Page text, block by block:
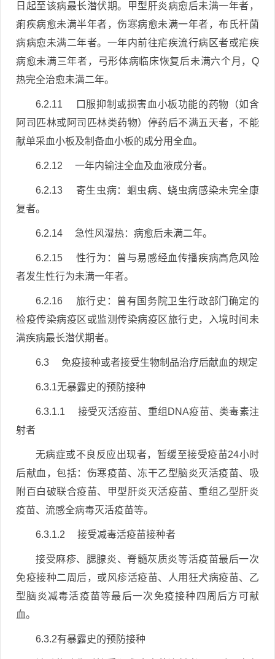
日起至该病最长潜伏期。甲型肝炎病愈后未满一年者，
痢疾病愈未满半年者，伤寒病愈未满一年者，布氏杆菌
病病愈未满二年者。一年内前往疟疾流行病区者或疟疾
病愈未满三年者，弓形体病临床恢复后未满六个月，Q
热完全治愈未满二年。
6.2.11 口服抑制或损害血小板功能的药物（如含
阿司匹林或阿司匹林类药物）停药后不满五天者，不能
献单采血小板及制备血小板的成分用全血。
6.2.12 一年内输注全血及血液成分者。
6.2.13 寄生虫病：蛔虫病、蛲虫病感染未完全康
复者。
6.2.14 急性风湿热：病愈后未满二年。
6.2.15 性行为：曾与易感经血传播疾病高危风险
者发生性行为未满一年者。
6.2.16 旅行史：曾有国务院卫生行政部门确定的
检疫传染病疫区或监测传染病疫区旅行史，入境时间未
满疾病最长潜伏期者。
6.3 免疫接种或者接受生物制品治疗后献血的规定
6.3.1无暴露史的预防接种
6.3.1.1 接受灭活疫苗、重组DNA疫苗、类毒素注
射者
无病症或不良反应出现者，暂缓至接受疫苗24小时
后献血，包括：伤寒疫苗、冻干乙型脑炎灭活疫苗、吸
附百白破联合疫苗、甲型肝炎灭活疫苗、重组乙型肝炎
疫苗、流感全病毒灭活疫苗等。
6.3.1.2 接受减毒活疫苗接种者
接受麻疹、腮腺炎、脊髓灰质炎等活疫苗最后一次
免疫接种二周后，或风疹活疫苗、人用狂犬病疫苗、乙
型脑炎减毒活疫苗等最后一次免疫接种四周后方可献
血。
6.3.2有暴露史的预防接种